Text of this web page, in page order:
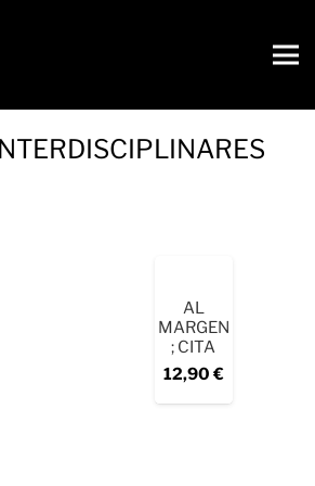
AL
MARGEN
; CITA
12,90 €